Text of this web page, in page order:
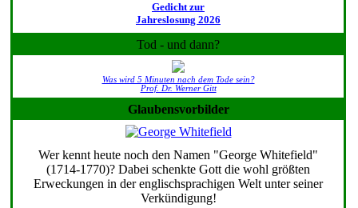
Gedicht zur
Jahreslosung 2026
Tod - und dann?
Was wird 5 Minuten nach dem Tode sein?
Prof. Dr. Werner Gitt
Glaubensvorbilder
Wer kennt heute noch den Namen "George Whitefield"
(1714-1770)? Dabei schenkte Gott die wohl größten
Erweckungen in der englischsprachigen Welt unter seiner
Verkündigung!